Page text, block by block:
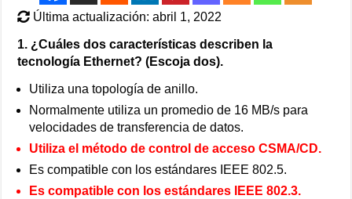
Última actualización: abril 1, 2022
1. ¿Cuáles dos características describen la
tecnología Ethernet? (Escoja dos).
Utiliza una topología de anillo.
Normalmente utiliza un promedio de 16 MB/s para
velocidades de transferencia de datos.
Utiliza el método de control de acceso CSMA/CD.
Es compatible con los estándares IEEE 802.5.
Es compatible con los estándares IEEE 802.3.